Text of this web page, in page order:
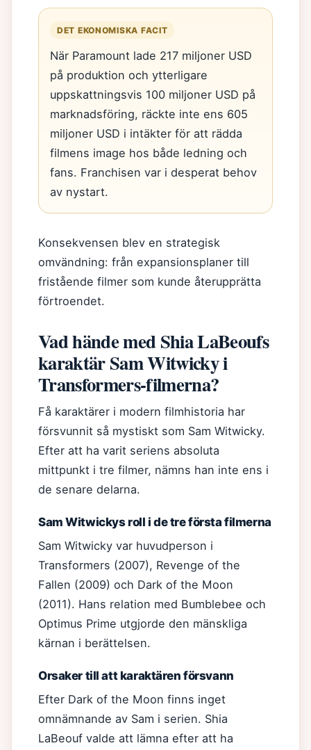
DET EKONOMISKA FACIT
När Paramount lade 217 miljoner USD
på produktion och ytterligare
uppskattningsvis 100 miljoner USD på
marknadsföring, räckte inte ens 605
miljoner USD i intäkter för att rädda
filmens image hos både ledning och
fans. Franchisen var i desperat behov
av nystart.
Konsekvensen blev en strategisk
omvändning: från expansionsplaner till
fristående filmer som kunde återupprätta
förtroendet.
Vad hände med Shia LaBeoufs
karaktär Sam Witwicky i
Transformers-filmerna?
Få karaktärer i modern filmhistoria har
försvunnit så mystiskt som Sam Witwicky.
Efter att ha varit seriens absoluta
mittpunkt i tre filmer, nämns han inte ens i
de senare delarna.
Sam Witwickys roll i de tre första filmerna
Sam Witwicky var huvudperson i
Transformers (2007), Revenge of the
Fallen (2009) och Dark of the Moon
(2011). Hans relation med Bumblebee och
Optimus Prime utgjorde den mänskliga
kärnan i berättelsen.
Orsaker till att karaktären försvann
Efter Dark of the Moon finns inget
omnämnande av Sam i serien. Shia
LaBeouf valde att lämna efter att ha